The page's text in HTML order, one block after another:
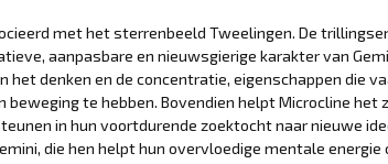
met het sterrenbeeld Tweelingen. De
aanpasbare en nieuwsgierige karakter van
denken en de concentratie, eigenschappen die
beweging te hebben. Bovendien helpt Microcline
in hun voortdurende zoektocht naar nieuwe
die hen helpt hun overvloedige mentale energie